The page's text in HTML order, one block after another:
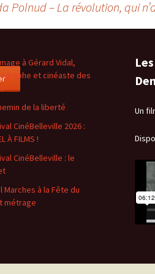
Polnud – La révolution, qui
à Gérard Vidal,
et cinéaste des
de la liberté
CinéBelleville 2026 :
À FILMS !
CinéBelleville : le
Marches à la Fête du
métrage
Un